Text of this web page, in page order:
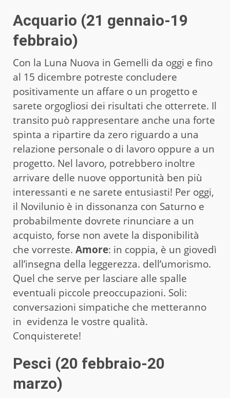
Acquario (21 gennaio-19
febbraio)
Con la Luna Nuova in Gemelli da oggi e fino
al 15 dicembre potreste concludere
positivamente un affare o un progetto e
sarete orgogliosi dei risultati che otterrete. Il
transito può rappresentare anche una forte
spinta a ripartire da zero riguardo a una
relazione personale o di lavoro oppure a un
progetto. Nel lavoro, potrebbero inoltre
arrivare delle nuove opportunità ben più
interessanti e ne sarete entusiasti! Per oggi,
il Novilunio è in dissonanza con Saturno e
probabilmente dovrete rinunciare a un
acquisto, forse non avete la disponibilità
che vorreste. Amore: in coppia, è un giovedì
all’insegna della leggerezza. dell’umorismo.
Quel che serve per lasciare alle spalle
eventuali piccole preoccupazioni. Soli:
conversazioni simpatiche che metteranno
in evidenza le vostre qualità.
Conquisterete!
Pesci (20 febbraio-20
marzo)